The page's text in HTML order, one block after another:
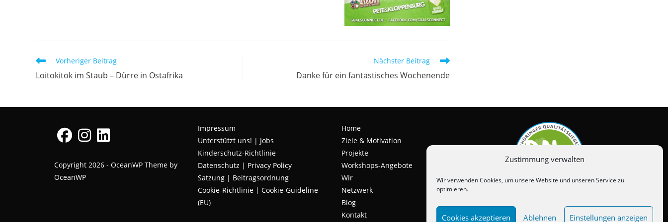
Zustimmung verwalten
Wir verwenden Cookies, um unsere Website und unseren Service zu
optimieren.
Cookies akzeptieren Ablehnen Einstellungen anzeigen
Weitere
Artikel
ansehen
Vorheriger Beitrag
Loitokitok im Staub – Dürre in Ostafrika
Nächster Beitrag
Danke für ein fantastisches Wochenende
in
a
in
a
in
Copyright 2026 - OceanWP Theme by
OceanWP
Impressum
Unterstützt uns! | Jobs
Kinderschutz-Richtlinie
Datenschutz | Privacy Policy
Satzung | Beitragsordnung
Cookie-Richtlinie | Cookie-Guideline
(EU)
Home
Ziele & Motivation
Projekte
Workshops-Angebote
Wir
Netzwerk
Blog
Kontakt